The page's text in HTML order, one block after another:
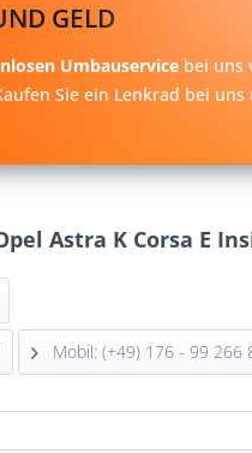
GELD
Umbauservice bei uns
Sie ein Lenkrad bei
Astra K Corsa E
Mobil: (+49) 176 - 99 266